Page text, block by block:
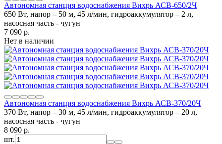
Автономная станция водоснабжения Вихрь АСВ-650/2Ч
650 Вт, напор – 50 м, 45 л/мин, гидроаккумулятор – 2 л,
насосная часть - чугун
7 090 p.
Нет в наличии
Автономная станция водоснабжения Вихрь АСВ-370/20Ч
370 Вт, напор – 30 м, 45 л/мин, гидроаккумулятор – 20 л,
насосная часть - чугун
8 090 p.
шт.